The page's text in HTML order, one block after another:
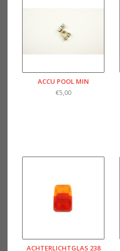
ACCU POOL MIN
€5,00
ACHTERLICHTGLAS 238